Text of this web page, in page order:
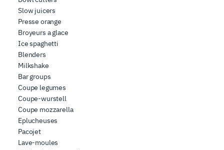
combinarle con altre informazioni che ha fornito loro o
che hanno raccolto dal suo utilizzo dei loro servizi.
Slow juicers
Presse orange
Broyeurs a glace
Ice spaghetti
Blenders
Milkshake
Bar groups
Coupe legumes
Coupe-wurstell
Coupe mozzarella
Eplucheuses
Pacojet
Lave-moules